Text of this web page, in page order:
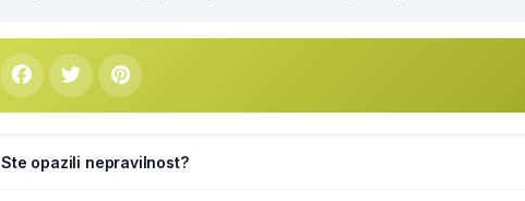
Ste opazili nepravilnost?